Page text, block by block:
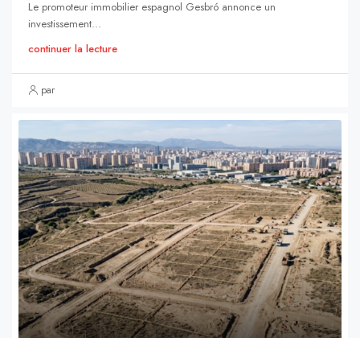
Le promoteur immobilier espagnol Gesbró annonce un
investissement...
continuer la lecture
par